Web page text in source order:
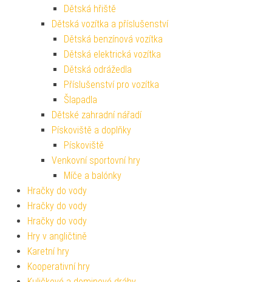
Dětská hřiště
Dětská vozítka a příslušenství
Dětská benzínová vozítka
Dětská elektrická vozítka
Dětská odrážedla
Příslušenství pro vozítka
Šlapadla
Dětské zahradní nářadí
Pískoviště a doplňky
Pískoviště
Venkovní sportovní hry
Míče a balónky
Hračky do vody
Hračky do vody
Hračky do vody
Hry v angličtině
Karetní hry
Kooperativní hry